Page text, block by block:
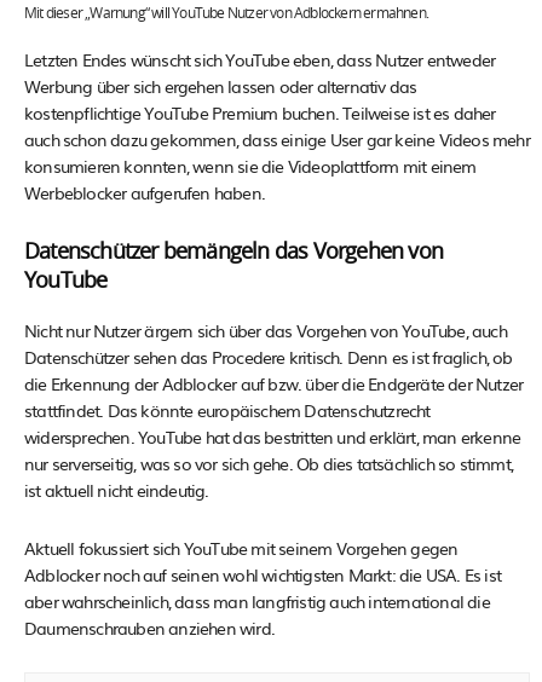
Mit dieser „Warnung“ will YouTube Nutzer von Adblockern ermahnen.
Letzten Endes wünscht sich YouTube eben, dass Nutzer entweder
Werbung über sich ergehen lassen oder alternativ das
kostenpflichtige YouTube Premium buchen. Teilweise ist es daher
auch schon dazu gekommen, dass einige User gar keine Videos mehr
konsumieren konnten, wenn sie die Videoplattform mit einem
Werbeblocker aufgerufen haben.
Datenschützer bemängeln das Vorgehen von
YouTube
Nicht nur Nutzer ärgern sich über das Vorgehen von YouTube, auch
Datenschützer sehen das Procedere kritisch. Denn es ist fraglich, ob
die Erkennung der Adblocker auf bzw. über die Endgeräte der Nutzer
stattfindet. Das könnte europäischem Datenschutzrecht
widersprechen. YouTube hat das bestritten und erklärt, man erkenne
nur serverseitig, was so vor sich gehe. Ob dies tatsächlich so stimmt,
ist aktuell nicht eindeutig.
Aktuell fokussiert sich YouTube mit seinem Vorgehen gegen
Adblocker noch auf seinen wohl wichtigsten Markt: die USA. Es ist
aber wahrscheinlich, dass man langfristig auch international die
Daumenschrauben anziehen wird.